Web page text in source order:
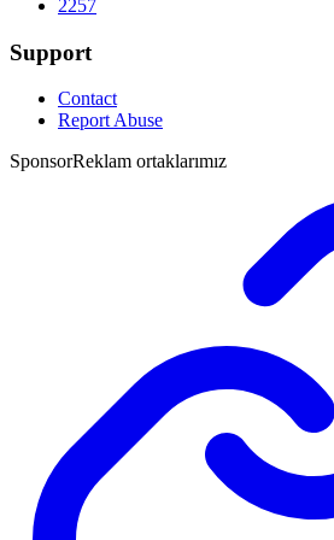
2257
Support
Contact
Report Abuse
SponsorReklam ortaklarımız